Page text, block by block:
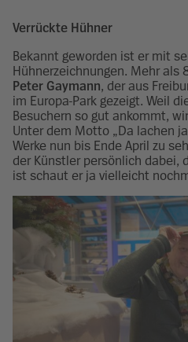
Verrückte Hühner
Bekannt geworden ist er mit
Hühnerzeichnungen. Mehr als
Peter Gaymann, der aus
im Europa-Park gezeigt. Weil
Besuchern so gut ankommt,
Unter dem Motto „Da lachen
Werke nun bis Ende April zu
der Künstler persönlich dabei,
ist schaut er ja vielleicht